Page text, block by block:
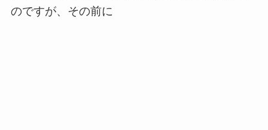
のですが、その前に